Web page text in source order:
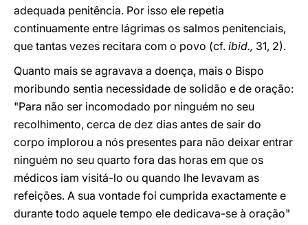
adequada penitência. Por isso ele repetia
continuamente entre lágrimas os salmos penitenciais,
que tantas vezes recitara com o povo (cf. ibid., 31, 2).
Quanto mais se agravava a doença, mais o Bispo
moribundo sentia necessidade de solidão e de oração:
"Para não ser incomodado por ninguém no seu
recolhimento, cerca de dez dias antes de sair do
corpo implorou a nós presentes para não deixar entrar
ninguém no seu quarto fora das horas em que os
médicos iam visitá-lo ou quando lhe levavam as
refeições. A sua vontade foi cumprida exactamente e
durante todo aquele tempo ele dedicava-se à oração"